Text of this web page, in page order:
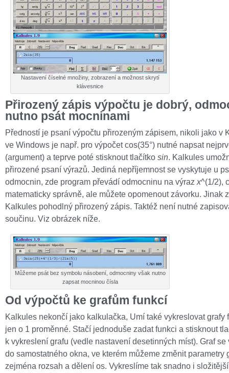
Nastavení číselné množiny, zobrazení a možnost skrytí
klávesnice
Přirozený zápis výpočtu je dobrý,
nutno psát mocninami
Předností je psaní výpočtu přirozeným zápisem, nikoli jako v
ve Windows je např. pro výpočet cos(35°) nutné napsat
(argument) a teprve poté stisknout tlačítko sin. Kalkules
přirozené psaní výrazů. Jediná nepříjemnost se vyskytuje u
odmocnin, zde program převádí odmocninu na výraz x^(1/2),
matematicky správně, ale můžete opomenout závorku. Jinak
Kalkules pohodlný přirozený zápis. Taktéž není nutné
součinu. Viz obrázek níže.
Můžeme psát bez symbolu násobení, odmocniny však nutno
zapsat mocninou čísla
Od výpočtů ke grafům funkcí
Kalkules nekončí jako kalkulačka, Umí také vykreslovat grafy
jen o 1 proměnné. Stačí jednoduše zadat funkci a stisknout
k vykreslení grafu (vedle nastavení desetinných míst). Graf se
do samostatného okna, ve kterém můžeme změnit parametry
zejména rozsah a dělení os. Vykreslíme tak snadno i